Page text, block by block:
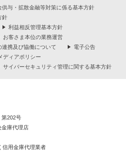
与・拡散金融等対策に係る基本方針
針
利益相反管理基本方針
お客さま本位の業務運営
携及び協働について
電子公告
ディアポリシー
サイバーセキュリティ管理に関する基本方針
第202号
庫代理店
信用金庫代理業者